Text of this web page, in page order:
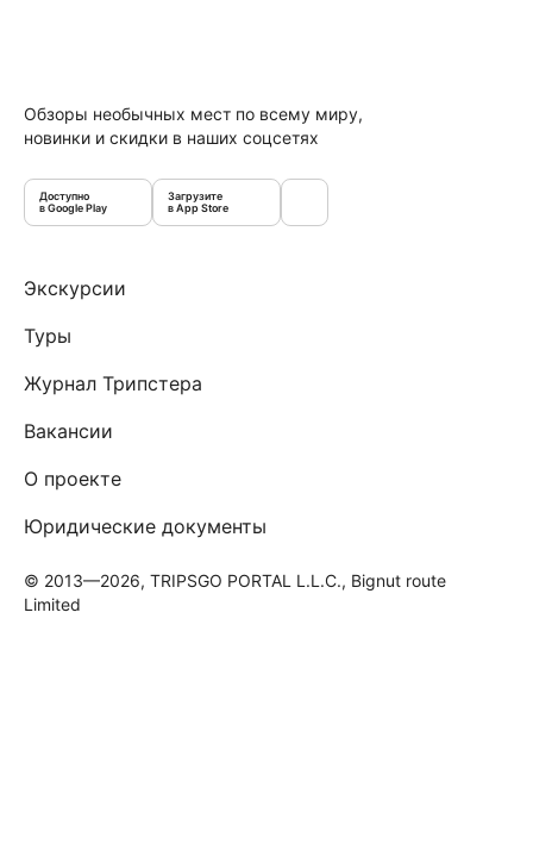
Обзоры необычных мест по всему миру,
новинки и скидки в наших соцсетях
Доступно
в Google Play
Загрузите
в App Store
Экскурсии
Туры
Журнал Трипстера
Вакансии
О проекте
Юридические документы
© 2013—2026, TRIPSGO PORTAL L.L.C., Bignut route
Limited